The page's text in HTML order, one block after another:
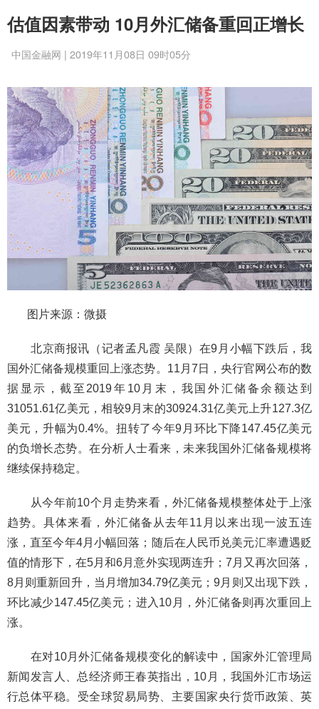
估值因素带动 10月外汇储备重回正增长
中国金融网 | 2019年11月08日 09时05分
图片来源：微摄
北京商报讯（记者孟凡霞 吴限）在9月小幅下跌后，我
国外汇储备规模重回上涨态势。11月7日，央行官网公布的数
据显示，截至2019年10月末，我国外汇储备余额达到
31051.61亿美元，相较9月末的30924.31亿美元上升127.3亿
美元，升幅为0.4%。扭转了今年9月环比下降147.45亿美元
的负增长态势。在分析人士看来，未来我国外汇储备规模将
继续保持稳定。
从今年前10个月走势来看，外汇储备规模整体处于上涨
趋势。具体来看，外汇储备从去年11月以来出现一波五连
涨，直至今年4月小幅回落；随后在人民币兑美元汇率遭遇贬
值的情形下，在5月和6月意外实现两连升；7月又再次回落，
8月则重新回升，当月增加34.79亿美元；9月则又出现下跌，
环比减少147.45亿美元；进入10月，外汇储备则再次重回上
涨。
在对10月外汇储备规模变化的解读中，国家外汇管理局
新闻发言人、总经济师王春英指出，10月，我国外汇市场运
行总体平稳。受全球贸易局势、主要国家央行货币政策、英